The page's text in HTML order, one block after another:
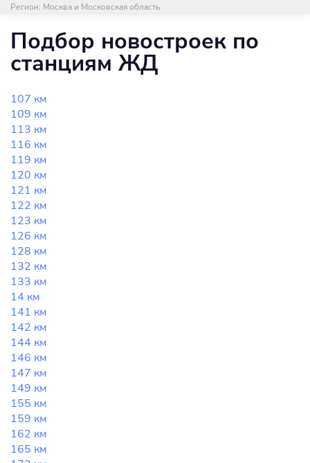
Регион: Москва и Московская область
Подбор новостроек по
станциям ЖД
107 км
109 км
113 км
116 км
119 км
120 км
121 км
122 км
123 км
126 км
128 км
132 км
133 км
14 км
141 км
142 км
144 км
146 км
147 км
149 км
155 км
159 км
162 км
165 км